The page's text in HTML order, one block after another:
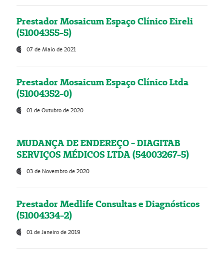
Prestador Mosaicum Espaço Clínico Eireli
(51004355-5)
07 de Maio de 2021
Prestador Mosaicum Espaço Clínico Ltda
(51004352-0)
01 de Outubro de 2020
MUDANÇA DE ENDEREÇO - DIAGITAB
SERVIÇOS MÉDICOS LTDA (54003267-5)
03 de Novembro de 2020
Prestador Medlife Consultas e Diagnósticos
(51004334-2)
01 de Janeiro de 2019